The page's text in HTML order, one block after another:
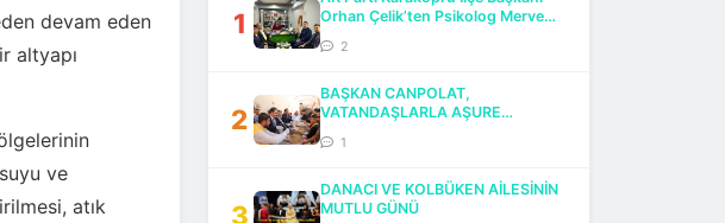
devam eden
altyapı
ve
atık
1
Orhan Çelik’ten Psikolog Merve
2
2
BAŞKAN CANPOLAT,
VATANDAŞLARLA AŞURE
1
3
DANACI VE KOLBÜKEN AİLESİNİN
MUTLU GÜNÜ